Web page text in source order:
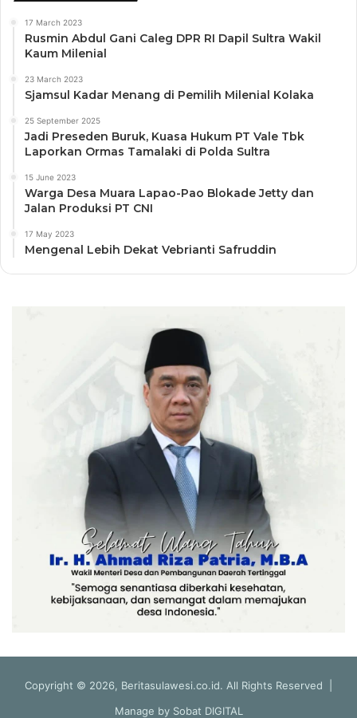
17 March 2023
Rusmin Abdul Gani Caleg DPR RI Dapil Sultra Wakil
Kaum Milenial
23 March 2023
Sjamsul Kadar Menang di Pemilih Milenial Kolaka
25 September 2025
Jadi Preseden Buruk, Kuasa Hukum PT Vale Tbk
Laporkan Ormas Tamalaki di Polda Sultra
15 June 2023
Warga Desa Muara Lapao-Pao Blokade Jetty dan
Jalan Produksi PT CNI
17 May 2023
Mengenal Lebih Dekat Vebrianti Safruddin
Copyright © 2026, Beritasulawesi.co.id. All Rights Reserved |
Manage by Sobat DIGITAL